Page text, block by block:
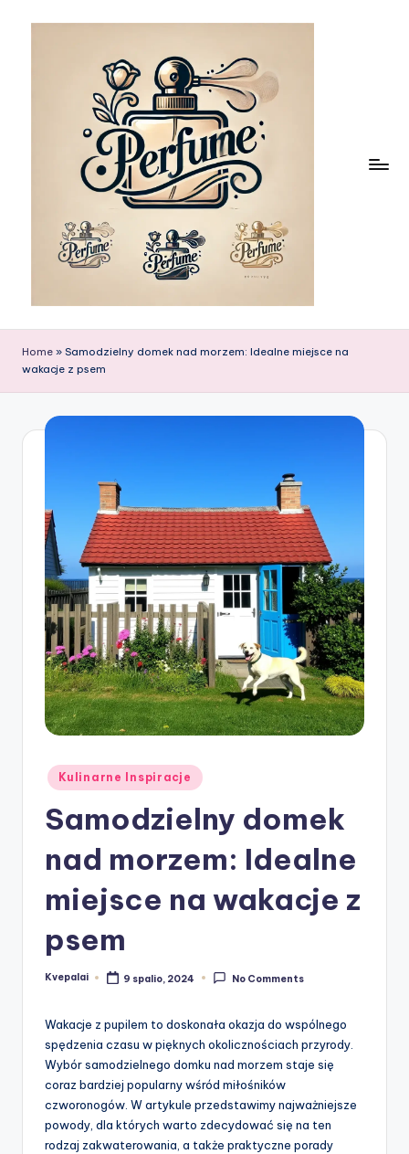
Home » Samodzielny domek nad morzem: Idealne miejsce na
wakacje z psem
Posted
in
Kulinarne Inspiracje
Samodzielny domek
nad morzem: Idealne
miejsce na wakacje z
psem
Posted
Kvepalai 9 spalio, 2024 No Comments
Wakacje z pupilem to doskonała okazja do wspólnego
spędzenia czasu w pięknych okolicznościach przyrody.
Wybór samodzielnego domku nad morzem staje się
coraz bardziej popularny wśród miłośników
czworonogów. W artykule przedstawimy najważniejsze
powody, dla których warto zdecydować się na ten
rodzaj zakwaterowania, a także praktyczne porady